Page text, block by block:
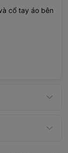
cổ tay áo bên